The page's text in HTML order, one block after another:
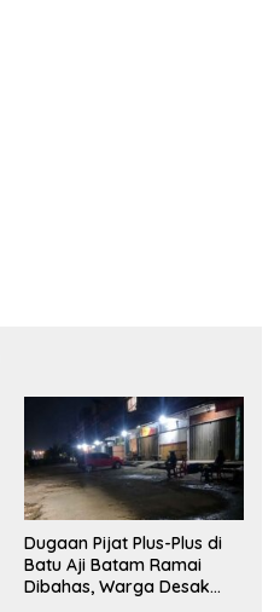
Dugaan Pijat Plus-Plus di
Batu Aji Batam Ramai
Dibahas, Warga Desak